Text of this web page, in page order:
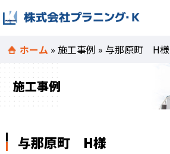
ホーム »施工事例 »与那原町 H様
施工事例
与那原町 H様